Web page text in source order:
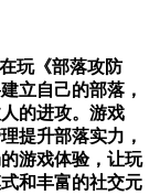
玩《部落攻防
立自己的部落，
的进攻。游戏
提升部落实力，
游戏体验，让玩
和丰富的社交元